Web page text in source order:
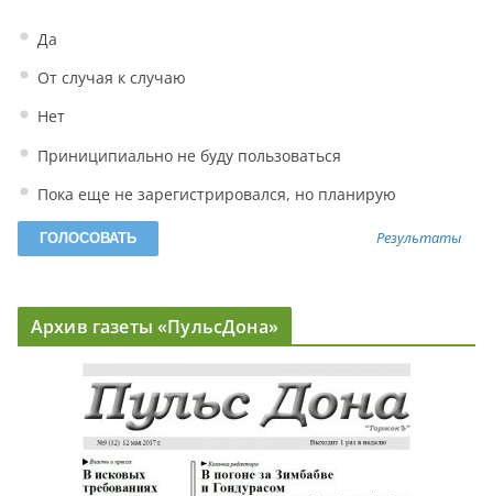
Да
От случая к случаю
Нет
Приниципиально не буду пользоваться
Пока еще не зарегистрировался, но планирую
Результаты
Архив газеты «ПульсДона»